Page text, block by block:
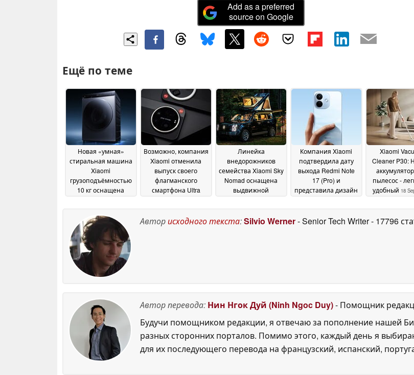
Add as a preferred
source on Google
Ещё по теме
Новая «умная»
стиральная машина
Xiaomi
грузоподъёмностью
10 кг оснащена
электролиза09 July
Возможно, компания
Xiaomi отменила
выпуск своего
флагманского
смартфона Ultra
Линейка
внедорожников
семейства Xiaomi Sky
Nomad оснащена
выдвижной
Компания Xiaomi
подтвердила дату
выхода Redmi Note
17 (Pro) и
представила дизайн
Xiaomi
Cleaner P30:
пылесос -
удобный 18
Авторисходного текста:Silvio Werner- Senior Tech Writer- 17796
Автор перевода: Нин Нгок Дуй (Ninh Ngoc Duy)- Помощник
Будучи помощником редакции, я отвечаю за пополнение нашей
разных сторонних порталов. Помимо этого, каждый день я
для их последующего перевода на французский, испанский,